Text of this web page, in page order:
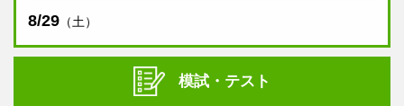
8/29 （土）
模試・テスト